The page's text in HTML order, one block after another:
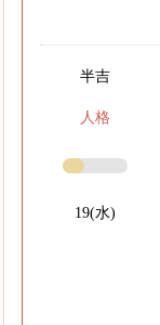
半吉
人格
19(水)